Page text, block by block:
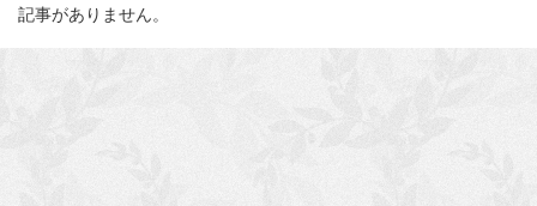
記事がありません。